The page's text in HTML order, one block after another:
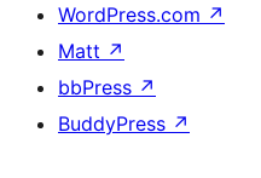
WordPress.com ↗
Matt ↗
bbPress ↗
BuddyPress ↗